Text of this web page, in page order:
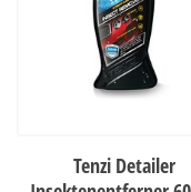
Tenzi Detailer